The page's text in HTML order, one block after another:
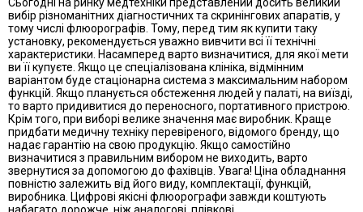
вибір різноманітних діагностичних та скринінгових апаратів, у
тому числі флюорографів. Тому, перед тим як купити таку
установку, рекомендується уважно вивчити всі її технічні
характеристики. Насамперед варто визначитися, для якої мети
ви її купуєте. Якщо це спеціалізована клініка, відмінним
варіантом буде стаціонарна система з максимальним набором
функцій. Якщо планується обстеження людей у ​​палаті, на виїзді,
то варто придивитися до переносного, портативного пристрою.
Крім того, при виборі велике значення має виробник. Краще
придбати медичну техніку перевіреного, відомого бренду, що
надає гарантію на свою продукцію. Якщо самостійно
визначитися з правильним вибором не виходить, варто
звернутися за допомогою до фахівців. Увага! Ціна обладнання
повністю залежить від його виду, комплектації, функцій,
виробника. Цифрові якісні флюорографи завжди коштують
набагато дорожче, ніж аналогові, плівкові.